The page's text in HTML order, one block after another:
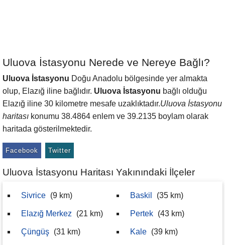
Uluova İstasyonu Nerede ve Nereye Bağlı?
Uluova İstasyonu Doğu Anadolu bölgesinde yer almakta
olup, Elazığ iline bağlıdır. Uluova İstasyonu bağlı olduğu
Elazığ iline 30 kilometre mesafe uzaklıktadır.Uluova İstasyonu
haritası konumu 38.4864 enlem ve 39.2135 boylam olarak
haritada gösterilmektedir.
Facebook Twitter
Uluova İstasyonu Haritası Yakınındaki İlçeler
Sivrice (9 km)
Elazığ Merkez (21 km)
Çüngüş (31 km)
Baskil (35 km)
Pertek (43 km)
Kale (39 km)